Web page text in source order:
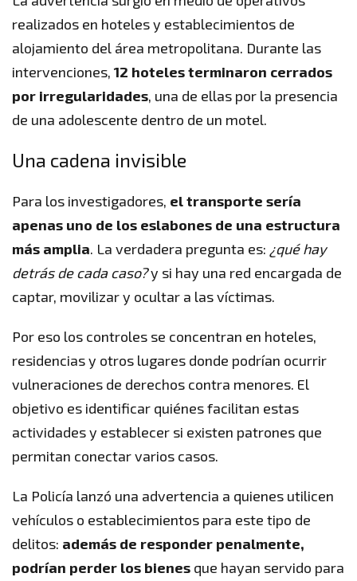
realizados en hoteles y establecimientos de
alojamiento del área metropolitana. Durante las
intervenciones, 12 hoteles terminaron cerrados
por irregularidades, una de ellas por la presencia
de una adolescente dentro de un motel.
Una cadena invisible
Para los investigadores, el transporte sería
apenas uno de los eslabones de una estructura
más amplia. La verdadera pregunta es: ¿qué hay
detrás de cada caso?y si hay una red encargada de
captar, movilizar y ocultar a las víctimas.
Por eso los controles se concentran en hoteles,
residencias y otros lugares donde podrían ocurrir
vulneraciones de derechos contra menores. El
objetivo es identificar quiénes facilitan estas
actividades y establecer si existen patrones que
permitan conectar varios casos.
La Policía lanzó una advertencia a quienes utilicen
vehículos o establecimientos para este tipo de
delitos: además de responder penalmente,
podrían perder los bienes que hayan servido para